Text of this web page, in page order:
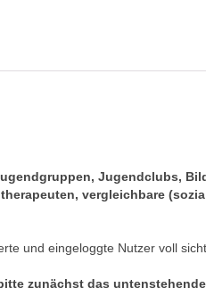
Jugendclubs,
vergleichbare
und eingeloggte Nutzer voll
zunächst das